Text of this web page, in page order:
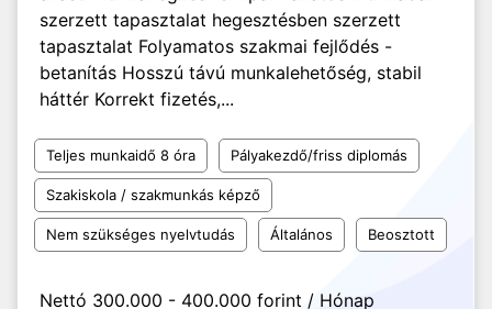
szerzett tapasztalat hegesztésben szerzett
tapasztalat Folyamatos szakmai fejlődés -
betanítás Hosszú távú munkalehetőség, stabil
háttér Korrekt fizetés,...
Teljes munkaidő 8 óra Pályakezdő/friss diplomás
Szakiskola / szakmunkás képző
Nem szükséges nyelvtudás Általános Beosztott
Nettó 300.000 - 400.000 forint / Hónap